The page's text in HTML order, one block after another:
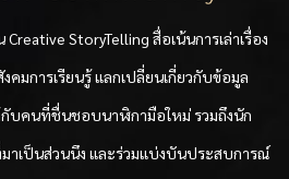
StoryTelling สื่อเน้นการเล่าเรื่อง
งคมการเรียนรู้ แลกเปลี่ยนเกี่ยวกับข้อมูล
กับคนที่ชื่นชอบนาฬิกามือใหม่ รวมถึงนัก
เป็นส่วนนึง และร่วมแบ่งบันประสบการณ์